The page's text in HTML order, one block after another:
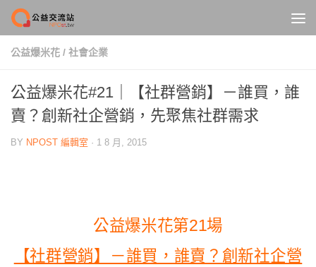
Skip to content
公益爆米花 / 社會企業
公益爆米花#21｜【社群營銷】－誰買，誰
賣？創新社企營銷，先聚焦社群需求
BY NPOST 編輯室 · 1 8 月, 2015
公益爆米花第21場
【社群營銷】－誰買，誰賣？創新社企營